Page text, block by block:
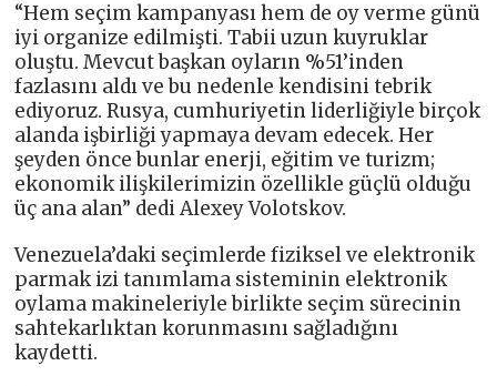
“Hem seçim kampanyası hem de oy verme günü
iyi organize edilmişti. Tabii uzun kuyruklar
oluştu. Mevcut başkan oyların %51’inden
fazlasını aldı ve bu nedenle kendisini tebrik
ediyoruz. Rusya, cumhuriyetin liderliğiyle birçok
alanda işbirliği yapmaya devam edecek. Her
şeyden önce bunlar enerji, eğitim ve turizm;
ekonomik ilişkilerimizin özellikle güçlü olduğu
üç ana alan” dedi Alexey Volotskov.
Venezuela’daki seçimlerde fiziksel ve elektronik
parmak izi tanımlama sisteminin elektronik
oylama makineleriyle birlikte seçim sürecinin
sahtekarlıktan korunmasını sağladığını
kaydetti.